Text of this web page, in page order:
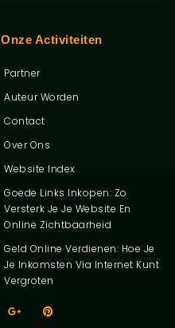
Ga Naar
Onze Activiteiten
Partner
Auteur Worden
Contact
Over Ons
Website Index
Goede Links Inkopen: Zo
Versterk Je Je Website En
Online Zichtbaarheid
Geld Online Verdienen: Hoe Je
Je Inkomsten Via Internet Kunt
Vergroten